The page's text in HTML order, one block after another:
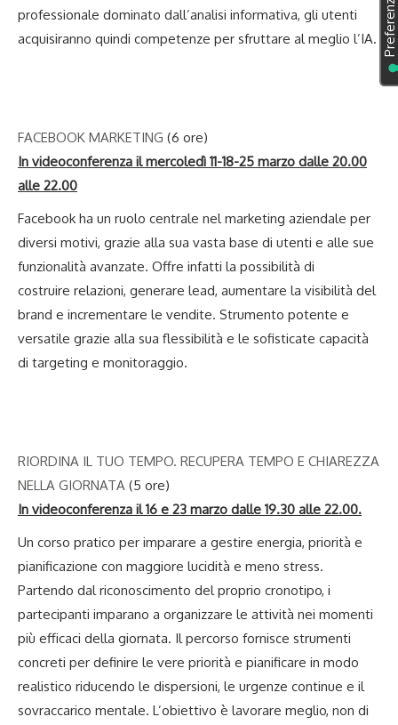
professionale dominato dall’analisi informativa, gli utenti
acquisiranno quindi competenze per sfruttare al meglio l’IA.
FACEBOOK MARKETING (6 ore)
In videoconferenza il mercoledì 11-18-25 marzo dalle 20.00
alle 22.00
Facebook ha un ruolo centrale nel marketing aziendale per
diversi motivi, grazie alla sua vasta base di utenti e alle sue
funzionalità avanzate. Offre infatti la possibilità di
costruire relazioni, generare lead, aumentare la visibilità del
brand e incrementare le vendite. Strumento potente e
versatile grazie alla sua flessibilità e le sofisticate capacità
di targeting e monitoraggio.
RIORDINA IL TUO TEMPO. RECUPERA TEMPO E CHIAREZZA
NELLA GIORNATA (5 ore)
In videoconferenza il 16 e 23 marzo dalle 19.30 alle 22.00.
Un corso pratico per imparare a gestire energia, priorità e
pianificazione con maggiore lucidità e meno stress.
Partendo dal riconoscimento del proprio cronotipo, i
partecipanti imparano a organizzare le attività nei momenti
più efficaci della giornata. Il percorso fornisce strumenti
concreti per definire le vere priorità e pianificare in modo
realistico riducendo le dispersioni, le urgenze continue e il
sovraccarico mentale. L’obiettivo è lavorare meglio, non di